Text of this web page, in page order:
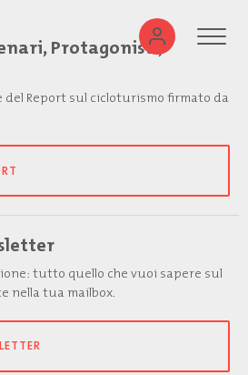
Protagonisti,
del Report sul cicloturismo firmato da
tutto quello che vuoi sapere sul
nella tua mailbox.